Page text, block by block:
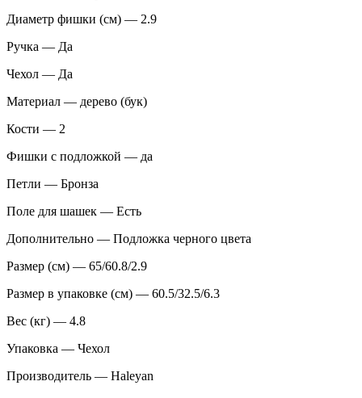
Диаметр фишки (см) — 2.9
Ручка — Да
Чехол — Да
Материал — дерево (бук)
Кости — 2
Фишки с подложкой — да
Петли — Бронза
Поле для шашек — Есть
Дополнительно — Подложка черного цвета
Размер (см) — 65/60.8/2.9
Размер в упаковке (см) — 60.5/32.5/6.3
Вес (кг) — 4.8
Упаковка — Чехол
Производитель — Haleyan